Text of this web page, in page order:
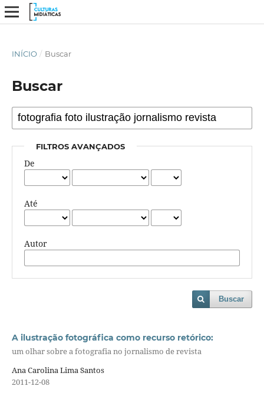
INÍCIO / Buscar
Buscar
FILTROS AVANÇADOS
De
Até
Autor
Buscar
A ilustração fotográfica como recurso retórico:
um olhar sobre a fotografia no jornalismo de revista
Ana Carolina Lima Santos
2011-12-08